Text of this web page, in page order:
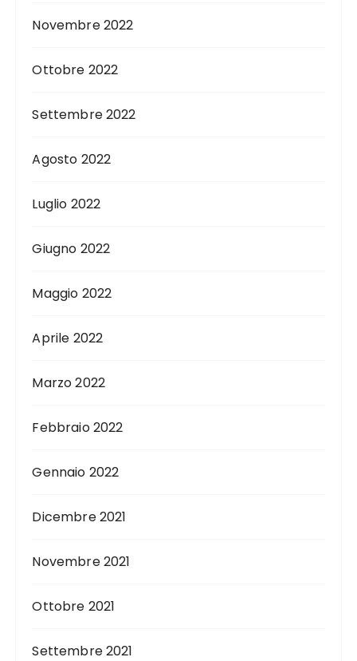
Novembre 2022
Ottobre 2022
Settembre 2022
Agosto 2022
Luglio 2022
Giugno 2022
Maggio 2022
Aprile 2022
Marzo 2022
Febbraio 2022
Gennaio 2022
Dicembre 2021
Novembre 2021
Ottobre 2021
Settembre 2021